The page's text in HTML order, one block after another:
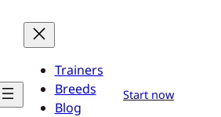
Trainers
Breeds
Blog
Start now